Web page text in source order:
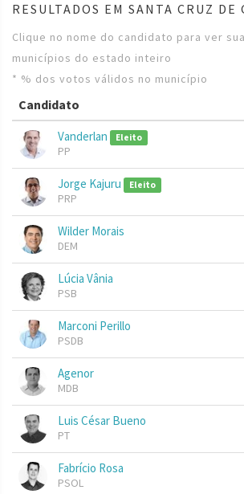
RESULTADOS EM SANTA CRUZ DE
Clique no nome do candidato para ver
municípios do estado inteiro
* % dos votos válidos no município
Candidato
Vanderlan Eleito
PP
Jorge Kajuru Eleito
PRP
Wilder Morais
DEM
Lúcia Vânia
PSB
Marconi Perillo
PSDB
Agenor
MDB
Luis César Bueno
PT
Fabrício Rosa
PSOL